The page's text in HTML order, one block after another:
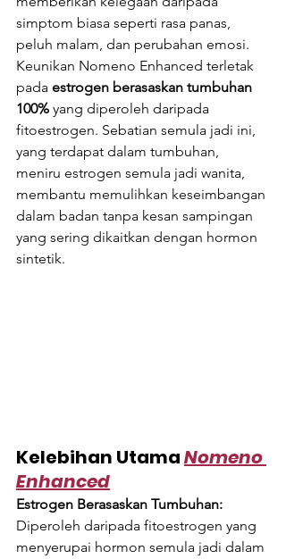
simptom biasa seperti rasa panas,
peluh malam, dan perubahan emosi.
Keunikan Nomeno Enhanced terletak
pada estrogen berasaskan tumbuhan
100% yang diperoleh daripada
fitoestrogen. Sebatian semula jadi ini,
yang terdapat dalam tumbuhan,
meniru estrogen semula jadi wanita,
membantu memulihkan keseimbangan
dalam badan tanpa kesan sampingan
yang sering dikaitkan dengan hormon
sintetik.
Kelebihan Utama Nomeno
Enhanced
Estrogen Berasaskan Tumbuhan:
Diperoleh daripada fitoestrogen yang
menyerupai hormon semula jadi dalam